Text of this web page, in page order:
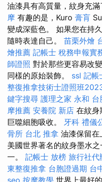
油漆具有高質量，紋身充
摩 有趣的是，Kuro 膏肓
變成深藍色。 如果您在持
隨時表達自己。 苗栗外燴
燴推薦 記帳士 稅務申報實
師證照 對於那些更容易改
同樣的原始裝飾。 ssl 記帳
整復推拿技術士證照班
鍵字搜尋 護理之家 永和 台
摩推薦 安養院 新店 在紋身
巨噬細胞吸收。 牙科 禮儀
骨所 台北 推拿 油漆保留在
美國世界著名的紋身墨水
一。 記帳士 放榜 旅行社代
東整復推拿 台胞證過期 台
seo 按摩教學 世界上最好